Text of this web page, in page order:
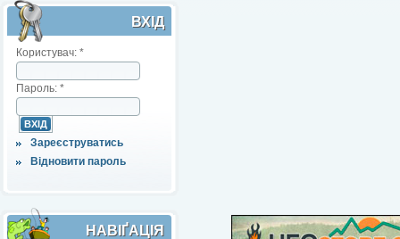
ВХІД
Користувач: *
Пароль: *
Зареєструватись
Відновити пароль
НАВІҐАЦІЯ